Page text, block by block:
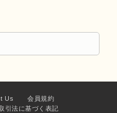
Us
会員規約
引法に基づく表記